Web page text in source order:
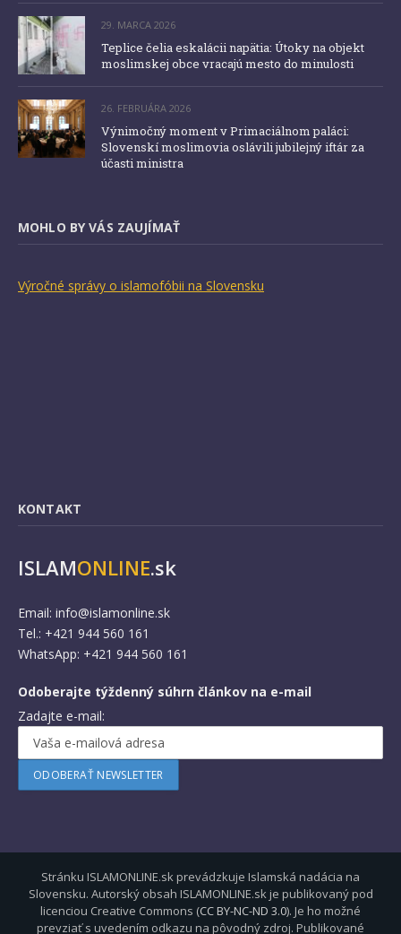
29. MARCA 2026
Teplice čelia eskalácii napätia: Útoky na objekt
moslimskej obce vracajú mesto do minulosti
26. FEBRUÁRA 2026
Výnimočný moment v Primaciálnom paláci:
Slovenskí moslimovia oslávili jubilejný iftár za
účasti ministra
MOHLO BY VÁS ZAUJÍMAŤ
Výročné správy o islamofóbii na Slovensku
KONTAKT
ISLAMONLINE.sk
Email: info@islamonline.sk
Tel.: +421 944 560 161
WhatsApp: +421 944 560 161
Odoberajte týždenný súhrn článkov na e-mail
Zadajte e-mail:
Stránku ISLAMONLINE.sk prevádzkuje Islamská nadácia na
Slovensku. Autorský obsah ISLAMONLINE.sk je publikovaný pod
licenciou Creative Commons (CC BY-NC-ND 3.0). Je ho možné
prevziať s uvedením odkazu na pôvodný zdroj. Publikované